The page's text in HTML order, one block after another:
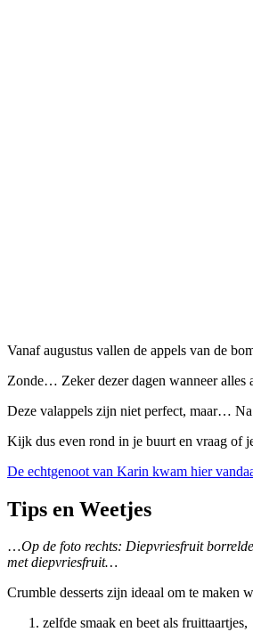
Vanaf augustus vallen de appels van de
Zonde… Zeker dezer dagen wanneer alles
Deze valappels zijn niet perfect, maar…
Kijk dus even rond in je buurt en vraag of
De echtgenoot van Karin kwam hier
Tips en Weetjes
…Op de foto rechts: Diepvriesfruit
met diepvriesfruit…
Crumble desserts zijn ideaal om te maken
zelfde smaak en beet als fruittaartjes,